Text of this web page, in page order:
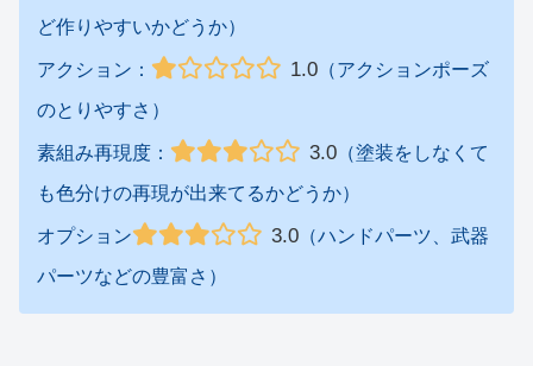
ど作りやすいかどうか）
アクション： 1.0（アクションポーズ
のとりやすさ）
素組み再現度： 3.0（塗装をしなくて
も色分けの再現が出来てるかどうか）
オプション 3.0（ハンドパーツ、武器
パーツなどの豊富さ）